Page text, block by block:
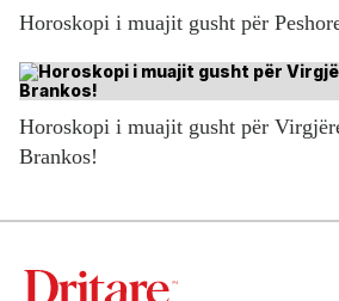
Horoskopi i muajit gusht për
Horoskopi i muajit gusht për
Brankos!